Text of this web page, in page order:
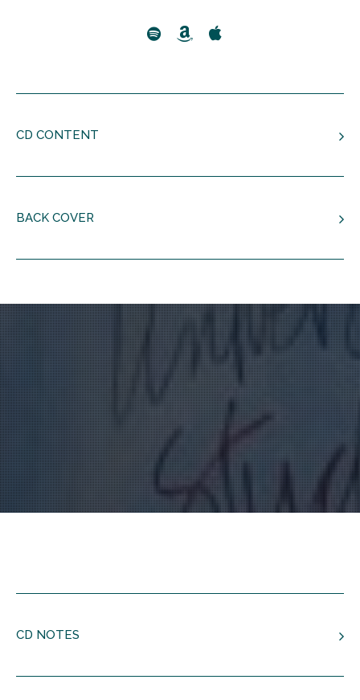
CD CONTENT
Con
1-3 Allegro
Concierto No, 2 El Verano (Op. 8. Rv 315)
1-4 Allegro Ma Non Molto
1-5 Adagio
1-6 Presto
Concierto No, 3 El Otoño (Op. 8. Rv 293)
1-7 Allegro
Concierto No, 4 El Invierno (Op.8. Rv 294)
BACK COVER
CD NOTES